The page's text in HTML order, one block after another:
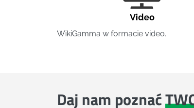
Video
WikiGamma w formacie video.
Daj nam poznać